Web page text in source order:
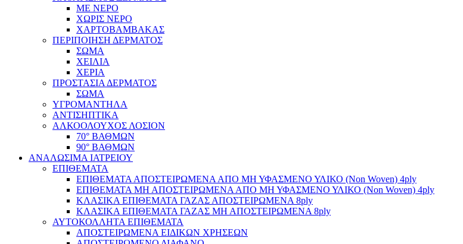
ΜΕ ΝΕΡΟ
ΧΩΡΙΣ ΝΕΡΟ
ΧΑΡΤΟΒΑΜΒΑΚΑΣ
ΠΕΡΙΠΟΙΗΣΗ ΔΕΡΜΑΤΟΣ
ΣΩΜΑ
ΧΕΙΛΙΑ
ΧΕΡΙΑ
ΠΡΟΣΤΑΣΙΑ ΔΕΡΜΑΤΟΣ
ΣΩΜΑ
ΥΓΡΟΜΑΝΤΗΛΑ
ΑΝΤΙΣΗΠΤΙΚΑ
ΑΛΚΟΟΛΟΥΧΟΣ ΛΟΣΙΟΝ
70° ΒΑΘΜΩΝ
90° ΒΑΘΜΩΝ
ΑΝΑΛΩΣΙΜΑ ΙΑΤΡΕΙΟΥ
ΕΠΙΘΕΜΑΤΑ
ΕΠΙΘΕΜΑΤΑ ΑΠΟΣΤΕΙΡΩΜΕΝΑ ΑΠΟ ΜΗ ΥΦΑΣΜΕΝΟ ΥΛΙΚΟ (Non Woven) 4ply
ΕΠΙΘΕΜΑΤΑ ΜΗ ΑΠΟΣΤΕΙΡΩΜΕΝΑ ΑΠΟ ΜΗ ΥΦΑΣΜΕΝΟ ΥΛΙΚΟ (Non Woven) 4ply
ΚΛΑΣΙΚΑ ΕΠΙΘΕΜΑΤΑ ΓΑΖΑΣ ΑΠΟΣΤΕΙΡΩΜΕΝΑ 8ply
ΚΛΑΣΙΚΑ ΕΠΙΘΕΜΑΤΑ ΓΑΖΑΣ ΜΗ ΑΠΟΣΤΕΙΡΩΜΕΝΑ 8ply
ΑΥΤΟΚΟΛΛΗΤΑ ΕΠΙΘΕΜΑΤΑ
ΑΠΟΣΤΕΙΡΩΜΕΝΑ ΕΙΔΙΚΩΝ ΧΡΗΣΕΩΝ